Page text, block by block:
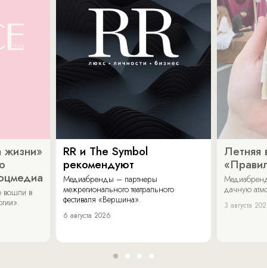
жизни»
вошли в
RR и The Symbol
рекомендуют
Медиабренды – партнеры
межрегионального театрального
фестиваля «Вершина».
6 августа 2026
Летняя
дачную
3 августа